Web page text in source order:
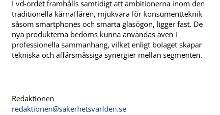
I vd-ordet framhålls samtidigt att ambitionerna inom den
traditionella kärnaffären, mjukvara för konsumentteknik
såsom smartphones och smarta glasögon, ligger fast. De
nya produkterna bedöms kunna användas även i
professionella sammanhang, vilket enligt bolaget skapar
tekniska och affärsmässiga synergier mellan segmenten.
Redaktionen
redaktionen@sakerhetsvarlden.se